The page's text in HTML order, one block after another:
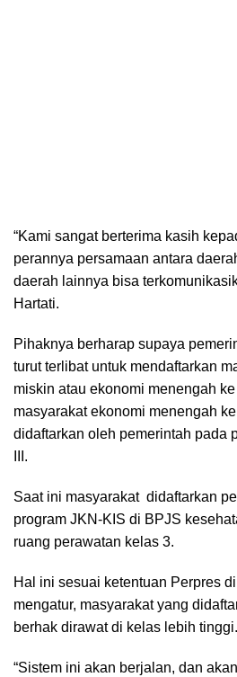
“Kami sangat berterima kasih
perannya persamaan antara
daerah lainnya bisa
Hartati.
Pihaknya berharap supaya
turut terlibat untuk mendaftarkan
miskin atau ekonomi menengah
masyarakat ekonomi menengah
didaftarkan oleh pemerintah pada
III.
Saat ini masyarakat didaftarkan
program JKN-KIS di BPJS
ruang perawatan kelas 3.
Hal ini sesuai ketentuan Perpres
mengatur, masyarakat yang
berhak dirawat di kelas lebih tinggi.
“Sistem ini akan berjalan, dan